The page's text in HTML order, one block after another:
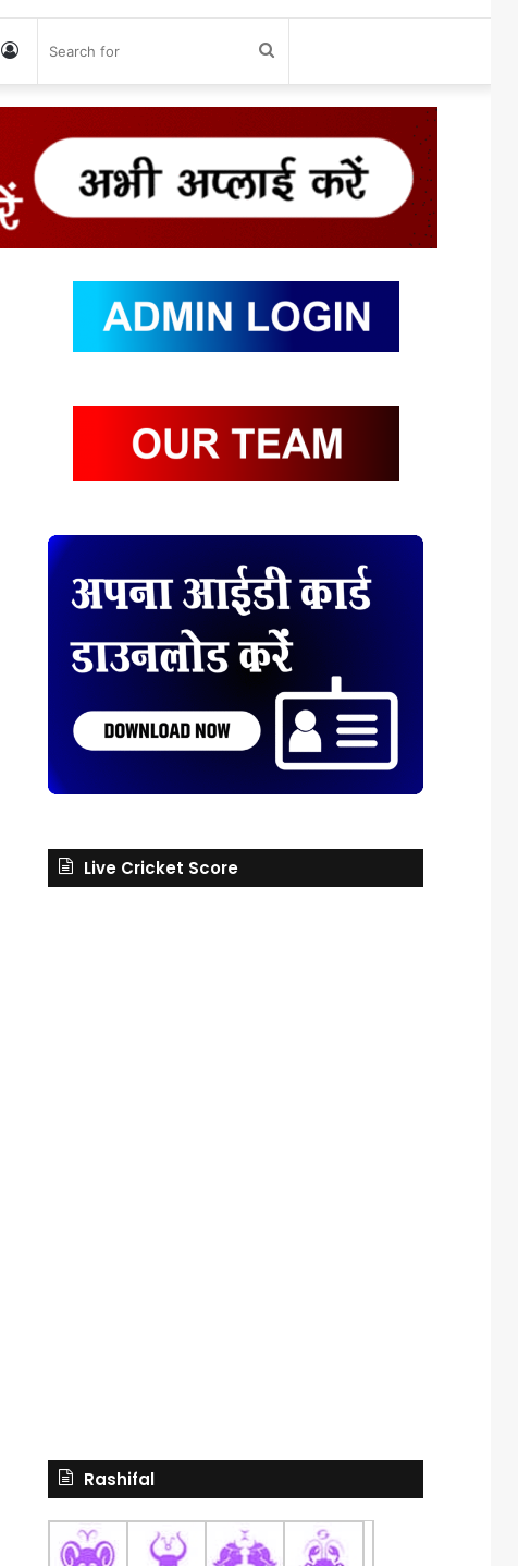
Search
Log
Live Cricket Score
Rashifal